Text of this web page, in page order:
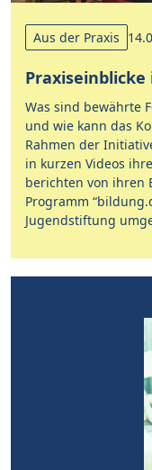
Aus der Praxis
Was sind bewährte
und wie kann das
Rahmen der
in kurzen Videos
berichten von ihren
Programm
Jugendstiftung